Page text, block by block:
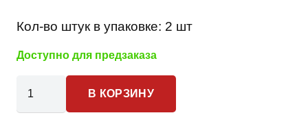
Кол-во штук в упаковке: 2 шт
Доступно для предзаказа
товара
В КОРЗИНУ